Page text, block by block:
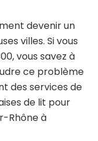
devenir un
villes. Si vous
vous savez à
ce problème
des services de
de lit pour
Rhône à